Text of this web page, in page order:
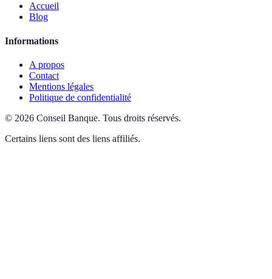
Accueil
Blog
Informations
A propos
Contact
Mentions légales
Politique de confidentialité
© 2026 Conseil Banque. Tous droits réservés.
Certains liens sont des liens affiliés.